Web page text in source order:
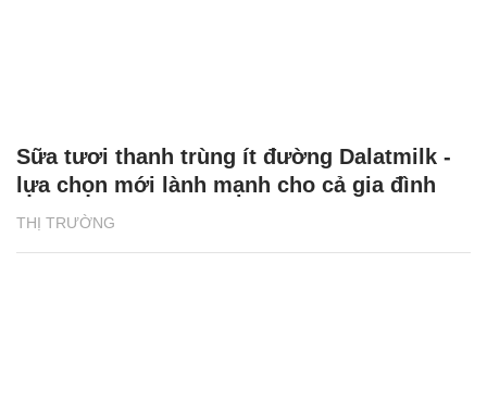
THỊ TRƯỜNG
Sữa tươi thanh trùng ít đường Dalatmilk -
lựa chọn mới lành mạnh cho cả gia đình